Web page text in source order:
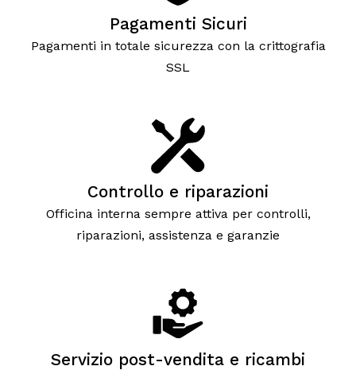
Pagamenti Sicuri
Pagamenti in totale sicurezza con la crittografia
SSL
Controllo e riparazioni
Officina interna sempre attiva per controlli,
riparazioni, assistenza e garanzie
Servizio post-vendita e ricambi